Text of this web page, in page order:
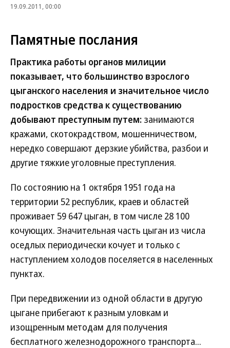
19.09.2011, 00:00
Памятные послания
Практика работы органов милиции
показывает, что большинство взрослого
цыганского населения и значительное число
подростков средства к существованию
добывают преступным путем: занимаются
кражами, скотокрадством, мошенничеством,
нередко совершают дерзкие убийства, разбои и
другие тяжкие уголовные преступления.
По состоянию на 1 октября 1951 года на
территории 52 республик, краев и областей
проживает 59 647 цыган, в том числе 28 100
кочующих. Значительная часть цыган из числа
оседлых периодически кочует и только с
наступлением холодов поселяется в населенных
пунктах.
При передвижении из одной области в другую
цыгане прибегают к разным уловкам и
изощренным методам для получения
бесплатного железнодорожного транспорта...